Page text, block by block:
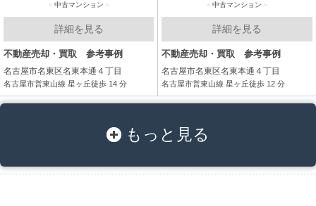
中古マンション
詳細を見る
不動産売却・買取 参考事例
名古屋市名東区名東本通４丁目
名古屋市営東山線 星ヶ丘徒歩 14 分
中古マンション
詳細を見る
不動産売却・買取 参考事例
名古屋市名東区名東本通４丁目
名古屋市営東山線 星ヶ丘徒歩 12 分
もっと見る